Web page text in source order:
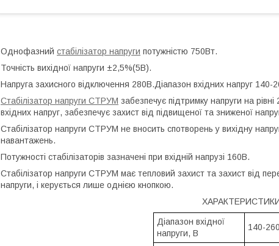
Однофазний стабілізатор напруги потужністю 750Вт.
Точність вихідної напруги ±2,5%(5В).
Напруга захисного відключення 280В.Діапазон вхідних напруг 140-
Стабілізатор напруги СТРУМ забезпечує підтримку напруги на
вхідних напруг, забезпечує захист від підвищеної та зниженої
Стабілізатор напруги СТРУМ не вносить спотворень у вихідну
навантажень.
Потужності стабілізаторів зазначені при вхідній напрузі 160В.
Стабілізатор напруги СТРУМ має тепловий захист та захист від
напруги, і керується лише однією кнопкою.
Діапазон вхідної
напруги, В
140-260